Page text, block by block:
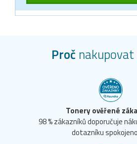
Proč nakupovat
Tonery ověřené
98 % zákazníků doporučuje
dotazníku